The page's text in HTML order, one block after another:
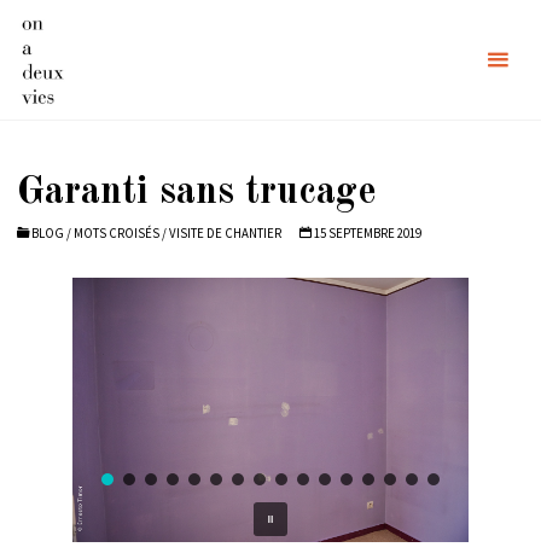
content
Garanti sans trucage
BLOG / MOTS CROISÉS /VISITE DE CHANTIER 15 SEPTEMBRE 2019